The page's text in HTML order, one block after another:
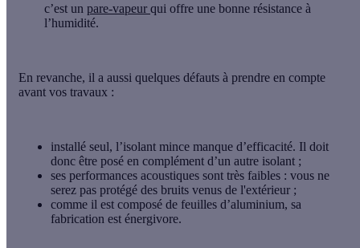
c’est un pare-vapeur qui offre une bonne résistance à
l’humidité.
En revanche, il a aussi quelques défauts à prendre en compte
avant vos travaux :
installé seul, l’isolant mince manque d’efficacité. Il doit
donc être posé en complément d’un autre isolant ;
ses performances acoustiques sont très faibles : vous ne
serez pas protégé des bruits venus de l'extérieur ;
comme il est composé de feuilles d’aluminium, sa
fabrication est énergivore.